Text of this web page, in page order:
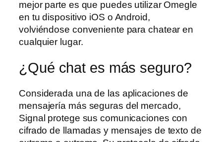
mejor parte es que puedes utilizar Omegle
en tu dispositivo iOS o Android,
volviéndose conveniente para chatear en
cualquier lugar.
¿Qué chat es más seguro?
Considerada una de las aplicaciones de
mensajería más seguras del mercado,
Signal protege sus comunicaciones con
cifrado de llamadas y mensajes de texto de